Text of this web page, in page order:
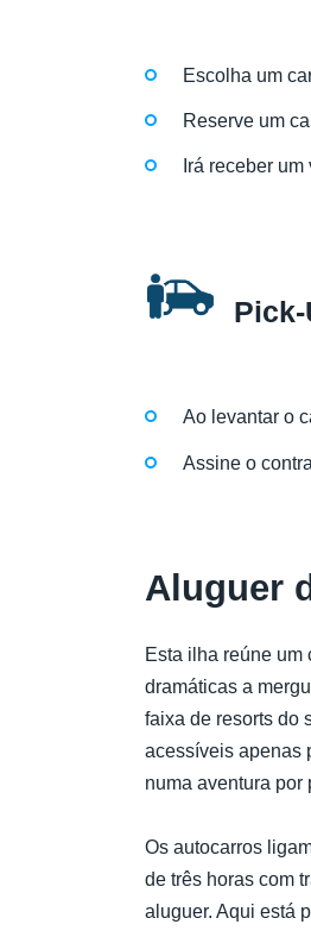
Escolha um
Reserve um
Irá receber
Pick-
Ao levantar o
Assine o
Aluguer
Esta ilha reúne um
dramáticas a
faixa de resorts do
acessíveis apenas
numa aventura por
Os autocarros
de três horas com
aluguer. Aqui está